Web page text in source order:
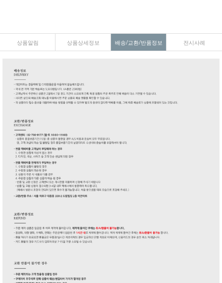
상품알림 상품상세정보 배송/교환/반품정보 전시사례